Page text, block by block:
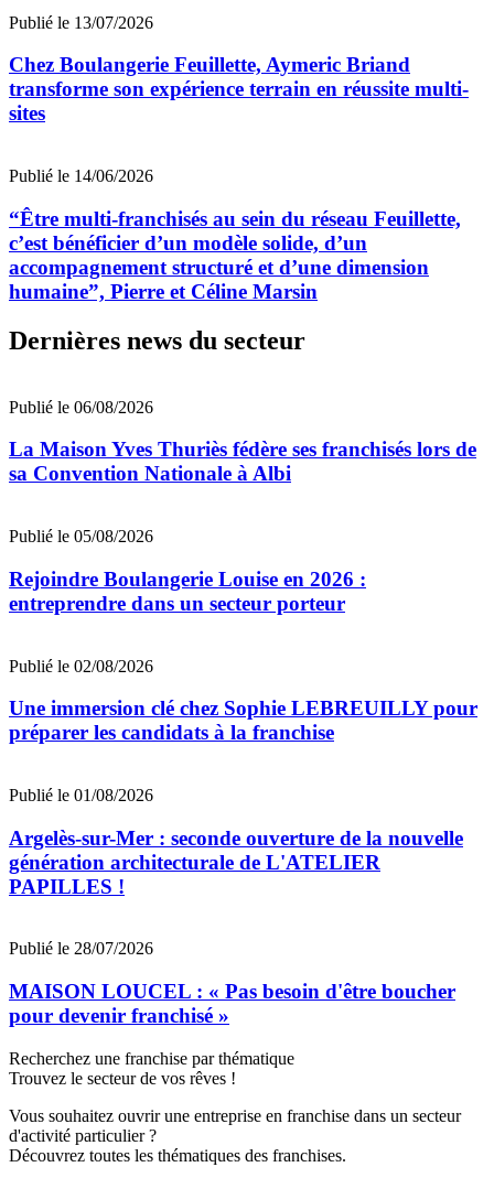
Publié le 13/07/2026
Chez Boulangerie Feuillette, Aymeric Briand
transforme son expérience terrain en réussite multi-
sites
Publié le 14/06/2026
“Être multi-franchisés au sein du réseau Feuillette,
c’est bénéficier d’un modèle solide, d’un
accompagnement structuré et d’une dimension
humaine”, Pierre et Céline Marsin
Dernières news du secteur
Publié le 06/08/2026
La Maison Yves Thuriès fédère ses franchisés lors de
sa Convention Nationale à Albi
Publié le 05/08/2026
Rejoindre Boulangerie Louise en 2026 :
entreprendre dans un secteur porteur
Publié le 02/08/2026
Une immersion clé chez Sophie LEBREUILLY pour
préparer les candidats à la franchise
Publié le 01/08/2026
Argelès-sur-Mer : seconde ouverture de la nouvelle
génération architecturale de L'ATELIER
PAPILLES !
Publié le 28/07/2026
MAISON LOUCEL : « Pas besoin d'être boucher
pour devenir franchisé »
Recherchez une franchise par thématique
Trouvez le secteur de vos rêves !
Vous souhaitez ouvrir une entreprise en franchise dans un secteur
d'activité particulier ?
Découvrez toutes les thématiques des franchises.